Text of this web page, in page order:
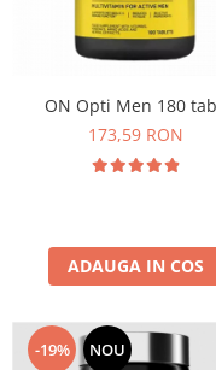
Optimum Nutrition
PeScience
Power System
Pro Supps
Raw Nutrition
Revoflex
Rich Piana 5% Nutrition
ON Opti Men 180
173,59 RON
ADAUGA IN COS
-19% NOU